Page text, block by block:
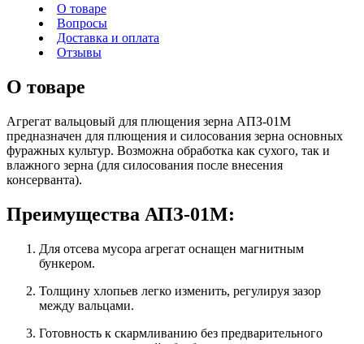
О товаре
Вопросы
Доставка и оплата
Отзывы
О товаре
Агрегат вальцовый для плющения зерна АПЗ-01М
предназначен для плющения и силосования зерна основных
фуражных культур. Возможна обработка как сухого, так и
влажного зерна (для силосования после внесения
консерванта).
Преимущества АПЗ-01М:
Для отсева мусора агрегат оснащен магнитным
бункером.
Толщину хлопьев легко изменить, регулируя зазор
между вальцами.
Готовность к скармливанию без предварительного